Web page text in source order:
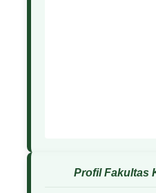
Profil Fakultas